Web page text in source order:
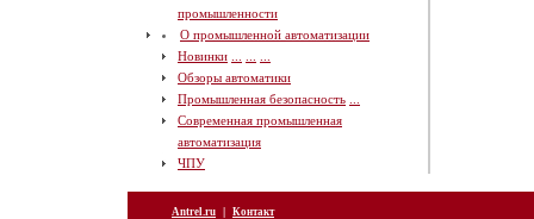
промышленности
О промышленной автоматизации
Новинки
Обзоры автоматики
Промышленная безопасность
Современная промышленная
автоматизация
ЧПУ
Antrel.ru | Контакт